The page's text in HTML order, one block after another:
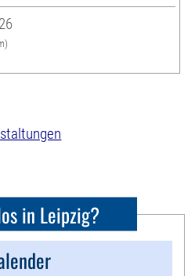
in Leipzig?